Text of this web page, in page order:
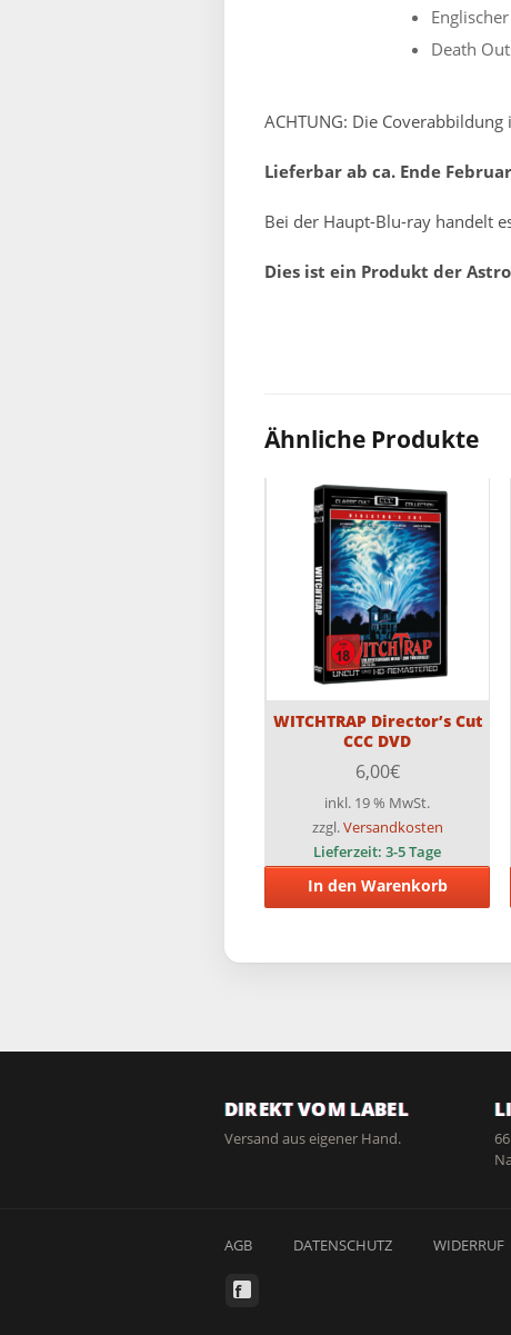
Death
ACHTUNG: Die
Lieferbar ab ca. Ende
Bei der Haupt-Blu-ray handelt
Dies ist ein Produkt der
Ähnliche Produkte
WITCHTRAP Director’s Cut
CCC DVD
6,00€
inkl. 19 % MwSt.
zzgl.Versandkosten
Lieferzeit:3-5 Tage
In den Warenkorb
DIREKT VOM LABEL
Versand aus eigener Hand.
AGB DATENSCHUTZ WIDERRUF